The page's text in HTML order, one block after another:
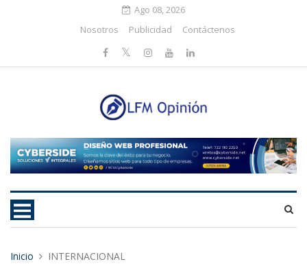
Ago 08, 2026
Nosotros
Publicidad Contáctenos
Inicio INTERNACIONAL